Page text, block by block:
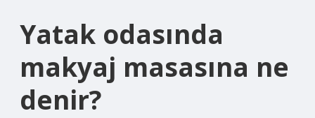
Yatak odasında
makyaj masasına ne
denir?